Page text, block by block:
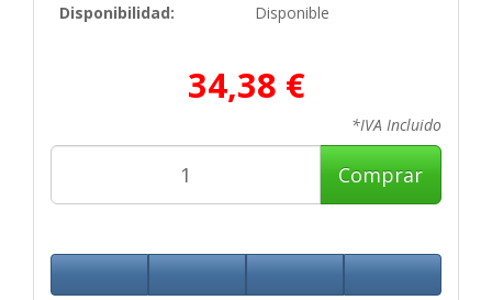
Disponibilidad:
Disponible
34,38 €
*IVA Incluido
Comprar